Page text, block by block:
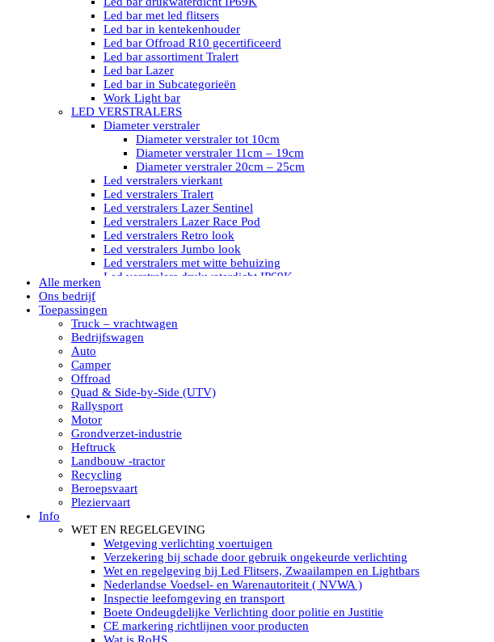
Led bar met led flitsers
Led bar in kentekenhouder
Led bar Offroad R10 gecertificeerd
Led bar assortiment Tralert
Led bar Lazer
Led bar in Subcategorieën
Work Light bar
LED VERSTRALERS
Diameter verstraler
Diameter verstraler tot 10cm
Diameter verstraler 11cm – 19cm
Diameter verstraler 20cm – 25cm
Led verstralers vierkant
Led verstralers Tralert
Led verstralers Lazer Sentinel
Led verstralers Lazer Race Pod
Led verstralers Retro look
Led verstralers Jumbo look
Led verstralers met witte behuizing
Led verstralers drukwaterdicht IP69K
LED WERKLAMPEN
Model werklamp
Led werklamp vierkant
Led werklamp ovaal
Led werklamp kleur wit
Combinatie LED werklampen
Led achteruitrijverlichting
Led onderbouw achteruitrijlamp
Led werklamp industrieel
Led veiligheidsverlichting
Led werklamp tractor
Led werklamp ADR
Led werklamp drukwaterdicht IP69K
Led werklampen assortiment Tralert
Led breedstralers Lazer
Led werklampen in Subcategorieën
LED WERKVERLICHTING
LED’s work werklamp met accu
LED’s work werklamp portable 220V
LED’s work werklamp Hybride
Led lichtslang 220 Volt
LED’s work werklamp met statief 220V
Alle merken
Ons bedrijf
Toepassingen
Truck – vrachtwagen
Bedrijfswagen
Auto
Camper
Offroad
Quad & Side-by-Side (UTV)
Rallysport
Motor
Grondverzet-industrie
Heftruck
Landbouw -tractor
Recycling
Beroepsvaart
Pleziervaart
Info
WET EN REGELGEVING
Wetgeving verlichting voertuigen
Verzekering bij schade door gebruik ongekeurde verlichting
Wet en regelgeving bij Led Flitsers, Zwaailampen en Lightbars
Nederlandse Voedsel- en Warenautoriteit ( NVWA )
Inspectie leefomgeving en transport
Boete Ondeugdelijke Verlichting door politie en Justitie
CE markering richtlijnen voor producten